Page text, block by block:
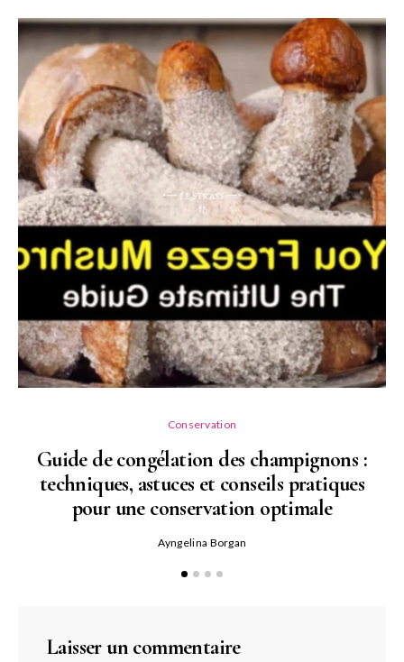
Conservation
Guide de congélation des champignons :
techniques, astuces et conseils pratiques
pour une conservation optimale
Ayngelina Borgan
Laisser un commentaire